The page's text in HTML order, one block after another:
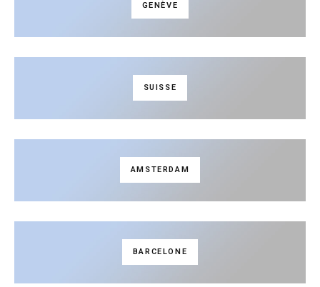
GENÈVE
SUISSE
AMSTERDAM
BARCELONE